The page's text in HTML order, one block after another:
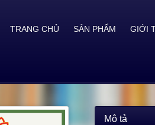
TRANG CHỦ SẢN PHẨM GIỚI
Mô tả